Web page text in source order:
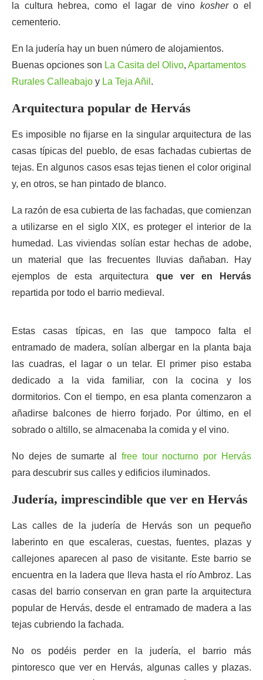
la cultura hebrea, como el lagar de vino koshero el
cementerio.
En la judería hay un buen número de alojamientos.
Buenas opciones son La Casita del Olivo, Apartamentos
Rurales Calleabajo y La Teja Añil .
Arquitectura popular de Hervás
Es imposible no fijarse en la singular arquitectura de las
casas típicas del pueblo, de esas fachadas cubiertas de
tejas. En algunos casos esas tejas tienen el color original
y, en otros, se han pintado de blanco.
La razón de esa cubierta de las fachadas, que comienzan
a utilizarse en el siglo XIX, es proteger el interior de la
humedad. Las viviendas solían estar hechas de adobe,
un material que las frecuentes lluvias dañaban. Hay
ejemplos de esta arquitectura que ver en Hervás
repartida por todo el barrio medieval.
Estas casas típicas, en las que tampoco falta el
entramado de madera, solían albergar en la planta baja
las cuadras, el lagar o un telar. El primer piso estaba
dedicado a la vida familiar, con la cocina y los
dormitorios. Con el tiempo, en esa planta comenzaron a
añadirse balcones de hierro forjado. Por último, en el
sobrado o altillo, se almacenaba la comida y el vino.
No dejes de sumarte al free tour nocturno por Hervás
para descubrir sus calles y edificios iluminados.
Judería, imprescindible que ver en Hervás
Las calles de la judería de Hervás son un pequeño
laberinto en que escaleras, cuestas, fuentes, plazas y
callejones aparecen al paso de visitante. Este barrio se
encuentra en la ladera que lleva hasta el río Ambroz. Las
casas del barrio conservan en gran parte la arquitectura
popular de Hervás, desde el entramado de madera a las
tejas cubriendo la fachada.
No os podéis perder en la judería, el barrio más
pintoresco que ver en Hervás, algunas calles y plazas.